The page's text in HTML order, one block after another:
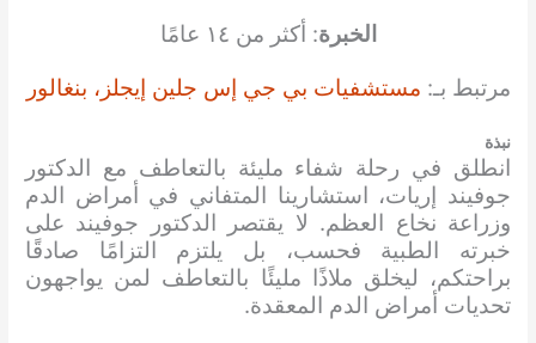
الخبرة: أكثر من ١٤ عامًا
مرتبط بـ: مستشفيات بي جي إس جلين إيجلز، بنغالور
نبذة
انطلق في رحلة شفاء مليئة بالتعاطف مع الدكتور
جوفيند إريات، استشارينا المتفاني في أمراض الدم
وزراعة نخاع العظم. لا يقتصر الدكتور جوفيند على
خبرته الطبية فحسب، بل يلتزم التزامًا صادقًا
براحتكم، ليخلق ملاذًا مليئًا بالتعاطف لمن يواجهون
تحديات أمراض الدم المعقدة.